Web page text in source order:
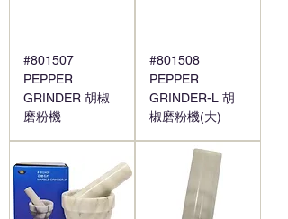
#801507
PEPPER
GRINDER 胡椒
磨粉機
#801508
PEPPER
GRINDER-L 胡
椒磨粉機(大)